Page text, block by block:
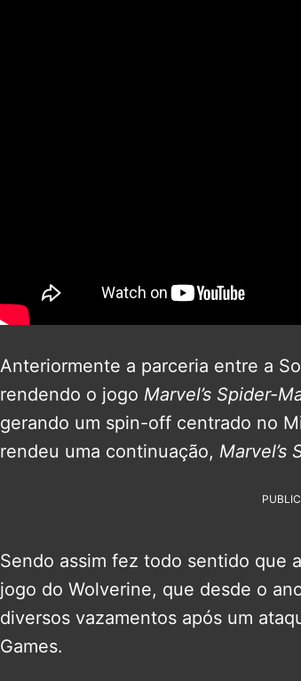
Anteriormente a parceria entre a
rendendo o jogo Marvel’s Spider-
gerando um spin-off centrado no
rendeu uma continuação, Marvel’s
Sendo assim fez todo sentido que
jogo do Wolverine, que desde o
diversos vazamentos após um
Games.